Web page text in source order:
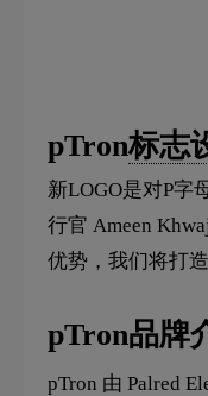
pTron标志
新LOGO是对P字
行官 Ameen
优势，我们将打
pTron品牌
pTron 由 Palred